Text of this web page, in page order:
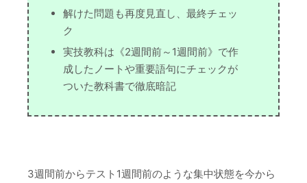
解けた問題も再度見直し、最終チェッ
ク
実技教科は《2週間前～1週間前》で作
成したノートや重要語句にチェックが
ついた教科書で徹底暗記
3週間前からテスト1週間前のような集中状態を今から